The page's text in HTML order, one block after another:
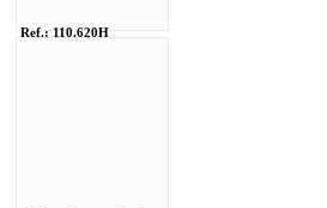
Ref.: 110.620H